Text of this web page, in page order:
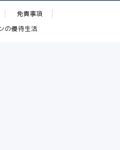
免責事項
の優待生活